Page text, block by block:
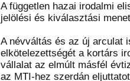
A független hazai irodalmi
jelölési és kiválasztási
A névváltás és az új arculat
elkötelezettségét a kortárs
vállalat az elmúlt másfél
az MTI-hez szerdán